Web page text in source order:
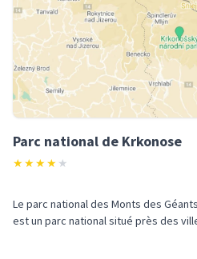
Parc national de Krkonose
★★★★ ★
Le parc national des Monts des
est un parc national situé près des